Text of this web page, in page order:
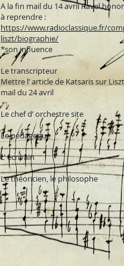
A la fin mail du 14 avril Ravel
à reprendre :
https://www.radioclassique.fr/
liszt/biographie/
*son influence
Le transcripteur
Mettre l’ article de Katsaris sur
mail du 24 avril
Le chef d’ orchestre site
Le pédagogue
L’ écrivain
Le théoricien, le philosophe